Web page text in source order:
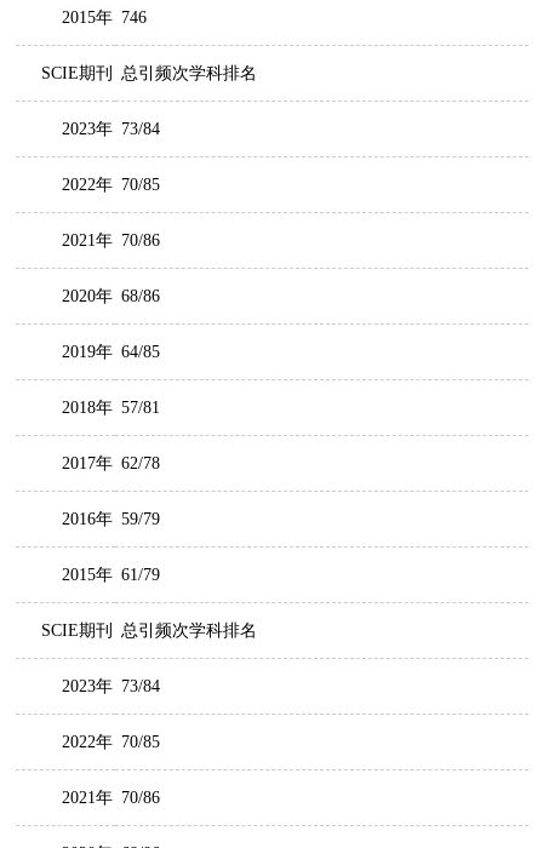
2015年 746
SCIE期刊 总引频次学科排名
2023年 73/84
2022年 70/85
2021年 70/86
2020年 68/86
2019年 64/85
2018年 57/81
2017年 62/78
2016年 59/79
2015年 61/79
SCIE期刊 总引频次学科排名
2023年 73/84
2022年 70/85
2021年 70/86